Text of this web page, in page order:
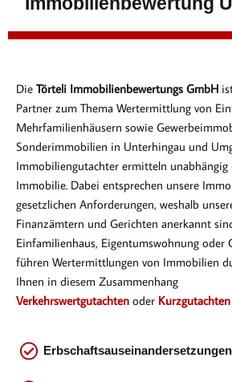
Die Törteli Immobilienbewertungs GmbH
Partner zum Thema Wertermittlung von
Mehrfamilienhäusern sowie
Sonderimmobilien in Unterhingau und
Immobiliengutachter ermitteln
Immobilie. Dabei entsprechen unsere
gesetzlichen Anforderungen, weshalb
Finanzämtern und Gerichten anerkannt
Einfamilienhaus, Eigentumswohnung oder
führen Wertermittlungen von Immobilien
Ihnen in diesem Zusammenhang
Verkehrswertgutachten oder Kurzgutachten
Erbschaftsauseinandersetzungen